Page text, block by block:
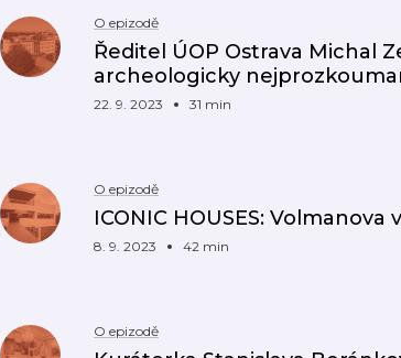
O epizodě
Ředitel ÚOP Ostrava Michal
archeologicky
22. 9. 2023 31 min
O epizodě
ICONIC HOUSES: Volmanova
8. 9. 2023 42 min
O epizodě